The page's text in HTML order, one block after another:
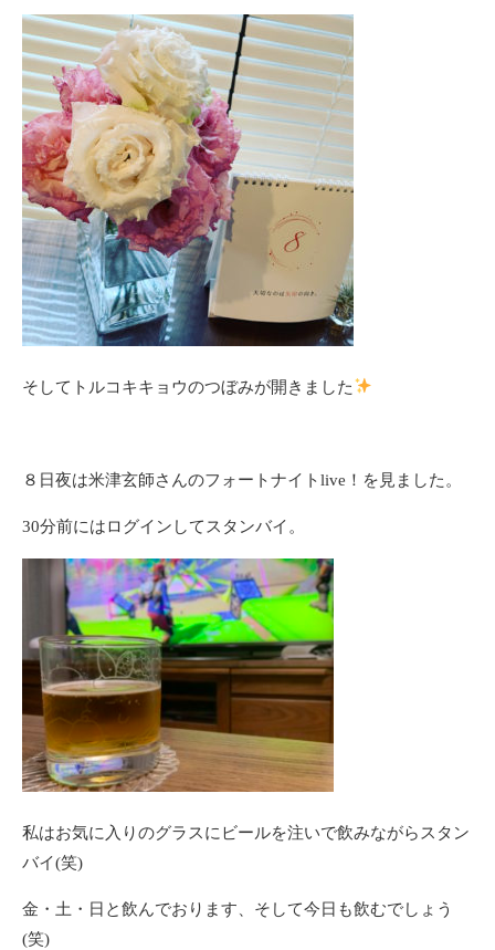
そしてトルコキキョウのつぼみが開きました
８日夜は米津玄師さんのフォートナイトlive！を見ました。
30分前にはログインしてスタンバイ。
私はお気に入りのグラスにビールを注いで飲みながらスタン
バイ(笑)
金・土・日と飲んでおります、そして今日も飲むでしょう
(笑)